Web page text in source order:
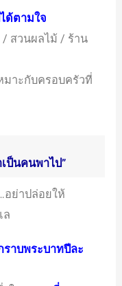
ด้ตามใจ
สวนผลไม้ / ร้าน
มาะกับครอบครัวที่
ป็นคนพาไป”
ย่าปล่อยให้
ล
าบพระบาทปีละ